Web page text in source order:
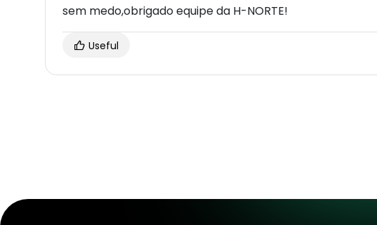
sem medo,obrigado equipe da H-NORTE!
Useful